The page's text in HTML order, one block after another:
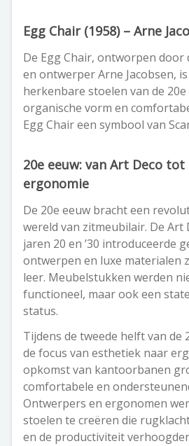
Egg Chair (1958) – Arne
De Egg Chair, ontworpen door
en ontwerper Arne Jacobsen,
herkenbare stoelen van de
organische vorm en
Egg Chair een symbool van
20e eeuw: van Art Deco
ergonomie
De 20e eeuw bracht een
wereld van zitmeubilair. De Art
jaren 20 en ’30 introduceerde
ontwerpen en luxe materialen
leer. Meubelstukken werden
functioneel, maar ook een
status.
Tijdens de tweede helft van de
de focus van esthetiek naar
opkomst van kantoorbanen
comfortabele en
Ontwerpers en ergonomen
stoelen te creëren die
en de productiviteit